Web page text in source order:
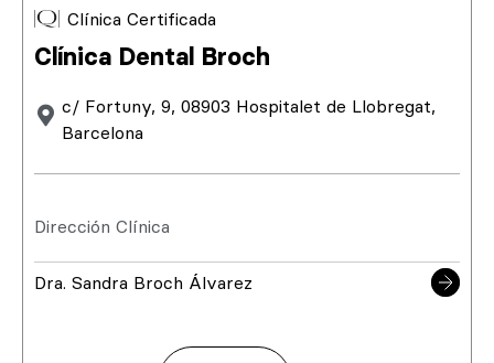
Clínica Certificada
Clínica Dental Broch
c/ Fortuny, 9, 08903 Hospitalet de Llobregat,
Barcelona
Dirección Clínica
Dra. Sandra Broch Álvarez